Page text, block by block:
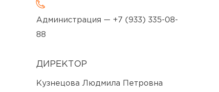
Администрация — +7 (933) 335-08-
88
ДИРЕКТОР
Кузнецова Людмила Петровна